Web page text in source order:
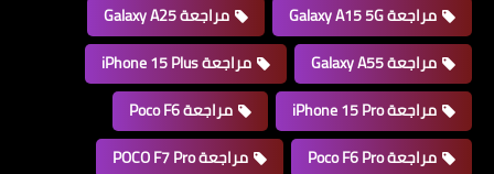
مراجعة Galaxy A15 5G
مراجعة Galaxy A25
مراجعة Galaxy A55
مراجعة iPhone 15 Plus
مراجعة iPhone 15 Pro
مراجعة Poco F6
مراجعة Poco F6 Pro
مراجعة POCO F7 Pro